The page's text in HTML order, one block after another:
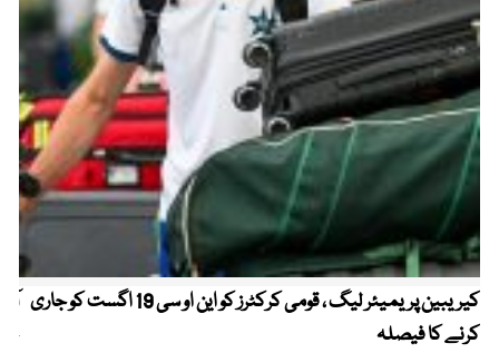
کیریبین پریمیئر لیگ ، قومی کرکٹرز کو این او سی 19 اگست کو جاری
کرنے کا فیصلہ